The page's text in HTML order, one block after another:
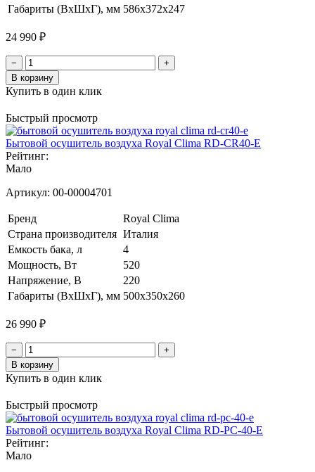
Габариты (ВхШхГ), мм 586х372х247
24 990 ₽
−
+
В корзину
Купить в один клик
Быстрый просмотр
Бытовой осушитель воздуха Royal Clima RD-CR40-E
Рейтинг:
Мало
Артикул: 00-00004701
Бренд
Royal Clima
Страна производителя Италия
Емкость бака, л
4
Мощность, Вт
520
Напряжение, В
220
Габариты (ВхШхГ), мм 500x350x260
26 990 ₽
−
+
В корзину
Купить в один клик
Быстрый просмотр
Бытовой осушитель воздуха Royal Clima RD-PC-40-E
Рейтинг:
Мало